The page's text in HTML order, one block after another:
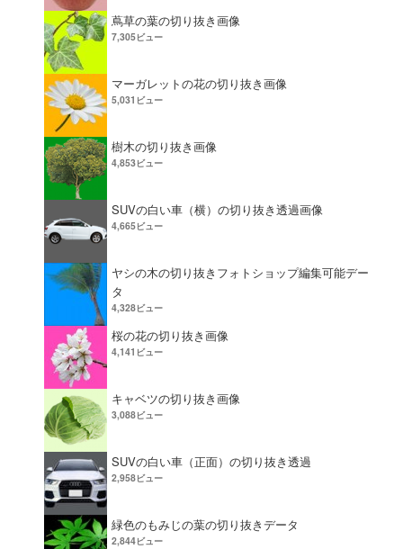
蔦草の葉の切り抜き画像
7,305ビュー
マーガレットの花の切り抜き画像
5,031ビュー
樹木の切り抜き画像
4,853ビュー
SUVの白い車（横）の切り抜き透過画像
4,665ビュー
ヤシの木の切り抜きフォトショップ編集可能デー
タ
4,328ビュー
桜の花の切り抜き画像
4,141ビュー
キャベツの切り抜き画像
3,088ビュー
SUVの白い車（正面）の切り抜き透過
2,958ビュー
緑色のもみじの葉の切り抜きデータ
2,844ビュー